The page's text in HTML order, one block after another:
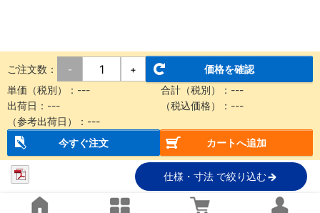
ご注文数： - +
価格を確認
単価（税別）： --- 合計（税別）： ---
出荷日： --- （税込価格）： ---
（参考出荷日）： ---
今すぐ注文
カートへ追加
仕様・寸法 で絞り込む